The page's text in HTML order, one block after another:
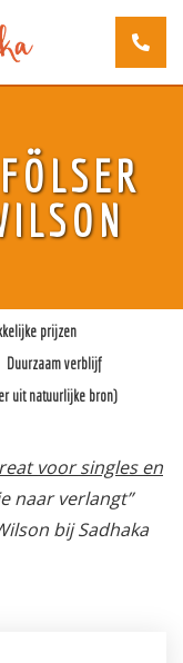
prijzen
Duurzaam verblijf
uit natuurlijke bron)
voor singles en
naar verlangt”
bij Sadhaka